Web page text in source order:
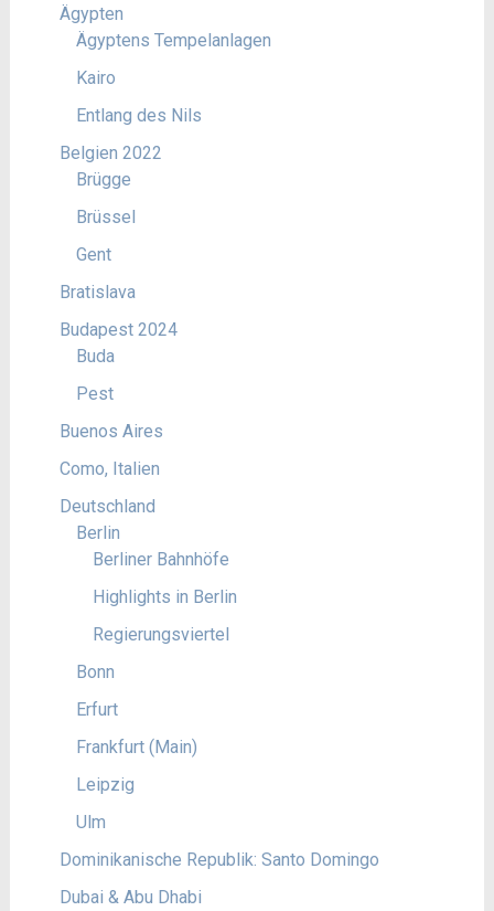
Ägypten
Ägyptens Tempelanlagen
Kairo
Entlang des Nils
Belgien 2022
Brügge
Brüssel
Gent
Bratislava
Budapest 2024
Buda
Pest
Buenos Aires
Como, Italien
Deutschland
Berlin
Berliner Bahnhöfe
Highlights in Berlin
Regierungsviertel
Bonn
Erfurt
Frankfurt (Main)
Leipzig
Ulm
Dominikanische Republik: Santo Domingo
Dubai & Abu Dhabi